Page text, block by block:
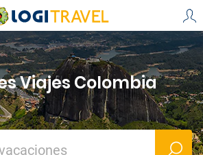
Viajes Colombia